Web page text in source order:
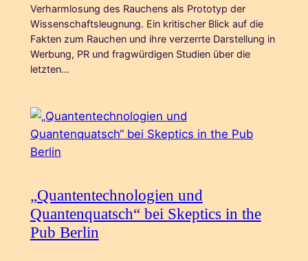
Verharmlosung des Rauchens als Prototyp der
Wissenschaftsleugnung. Ein kritischer Blick auf die
Fakten zum Rauchen und ihre verzerrte Darstellung in
Werbung, PR und fragwürdigen Studien über die
letzten…
„Quantentechnologien und
Quantenquatsch“ bei Skeptics in the
Pub Berlin